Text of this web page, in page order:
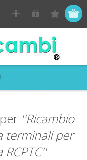
Ricambio
terminali per